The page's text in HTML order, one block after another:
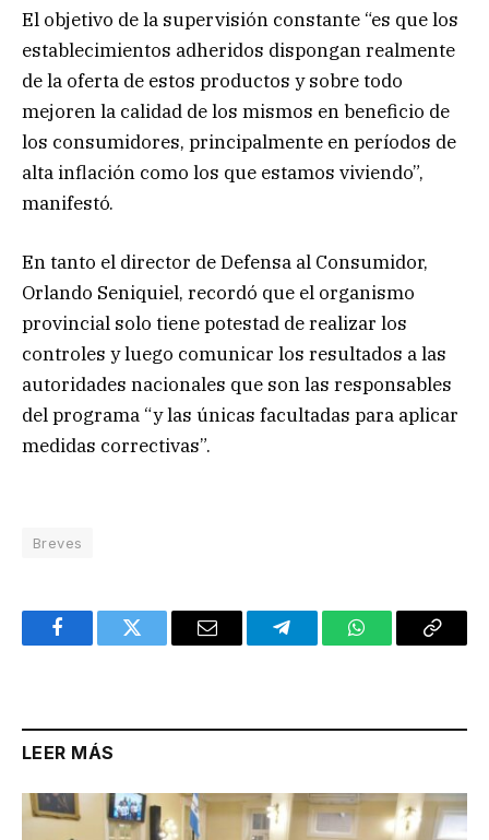
El objetivo de la supervisión constante “es que los
establecimientos adheridos dispongan realmente
de la oferta de estos productos y sobre todo
mejoren la calidad de los mismos en beneficio de
los consumidores, principalmente en períodos de
alta inflación como los que estamos viviendo”,
manifestó.
En tanto el director de Defensa al Consumidor,
Orlando Seniquiel, recordó que el organismo
provincial solo tiene potestad de realizar los
controles y luego comunicar los resultados a las
autoridades nacionales que son las responsables
del programa “y las únicas facultadas para aplicar
medidas correctivas”.
Breves
FacebookTwitter Email TelegramWhatsAppCopy
LEER MÁS